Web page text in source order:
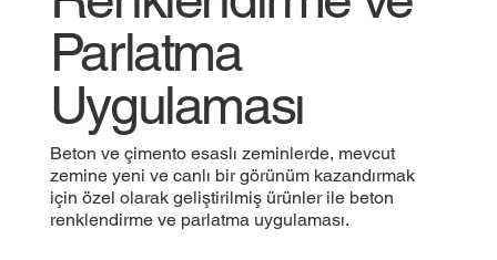
Parlatma
Uygulaması
Beton ve çimento esaslı zeminlerde, mevcut
zemine yeni ve canlı bir görünüm kazandırmak
için özel olarak geliştirilmiş ürünler ile beton
renklendirme ve parlatma uygulaması.